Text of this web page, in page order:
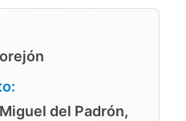
del Padrón,